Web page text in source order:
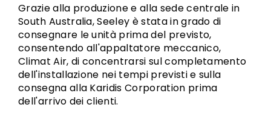
Grazie alla produzione e alla sede centrale in
South Australia, Seeley è stata in grado di
consegnare le unità prima del previsto,
consentendo all'appaltatore meccanico,
Climat Air, di concentrarsi sul completamento
dell'installazione nei tempi previsti e sulla
consegna alla Karidis Corporation prima
dell'arrivo dei clienti.